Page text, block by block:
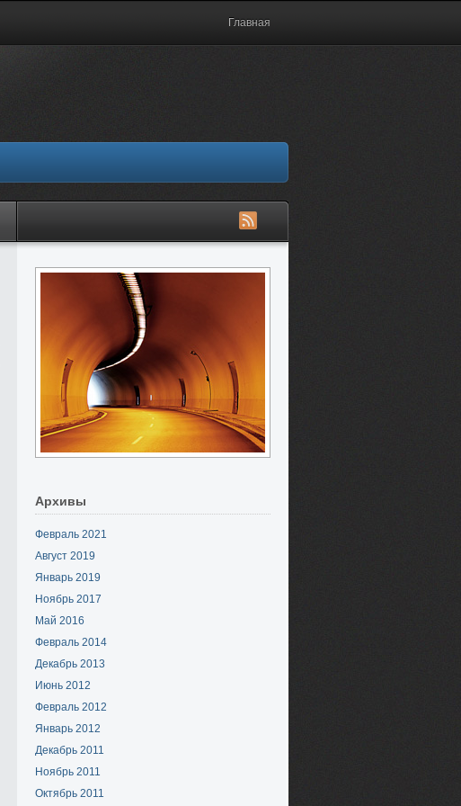
Главная
Архивы
Февраль 2021
Август 2019
Январь 2019
Ноябрь 2017
Май 2016
Февраль 2014
Декабрь 2013
Июнь 2012
Февраль 2012
Январь 2012
Декабрь 2011
Ноябрь 2011
Октябрь 2011